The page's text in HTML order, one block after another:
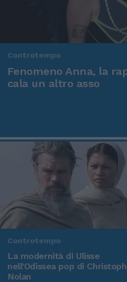
Controtempo
Fenomeno Anna, la
cala un altro asso
Controtempo
La modernità di Ulisse
nell'Odissea pop di
Nolan